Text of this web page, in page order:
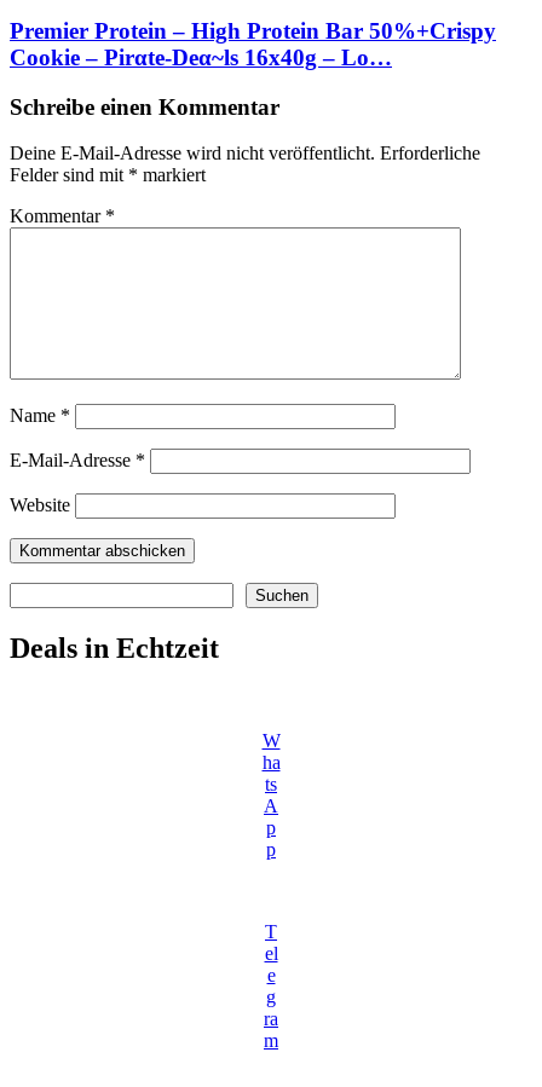
Premier Protein – High Protein Bar 50%+Crispy
Cookie – Pirαtе-Dеα~ls 16x40g – Lo…
Schreibe einen Kommentar
Deine E-Mail-Adresse wird nicht veröffentlicht. Erforderliche
Felder sind mit * markiert
Kommentar *
Name *
E-Mail-Adresse *
Website
Suchen
Deals in Echtzeit
W
ha
ts
A
p
p
T
el
e
g
ra
m